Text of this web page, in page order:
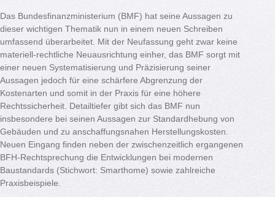
Das Bundesfinanzministerium (BMF) hat seine Aussagen zu
dieser wichtigen Thematik nun in einem neuen Schreiben
umfassend überarbeitet. Mit der Neufassung geht zwar keine
materiell-rechtliche Neuausrichtung einher, das BMF sorgt mit
einer neuen Systematisierung und Präzisierung seiner
Aussagen jedoch für eine schärfere Abgrenzung der
Kostenarten und somit in der Praxis für eine höhere
Rechtssicherheit. Detailtiefer gibt sich das BMF nun
insbesondere bei seinen Aussagen zur Standardhebung von
Gebäuden und zu anschaffungsnahen Herstellungskosten.
Neuen Eingang finden neben der zwischenzeitlich ergangenen
BFH-Rechtsprechung die Entwicklungen bei modernen
Baustandards (Stichwort: Smarthome) sowie zahlreiche
Praxisbeispiele.